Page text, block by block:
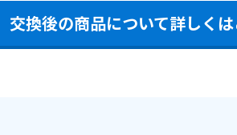
交換後の商品について詳しく